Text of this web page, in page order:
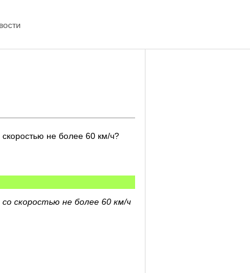
не более 60 км/ч?
скоростью не более 60 км/ч